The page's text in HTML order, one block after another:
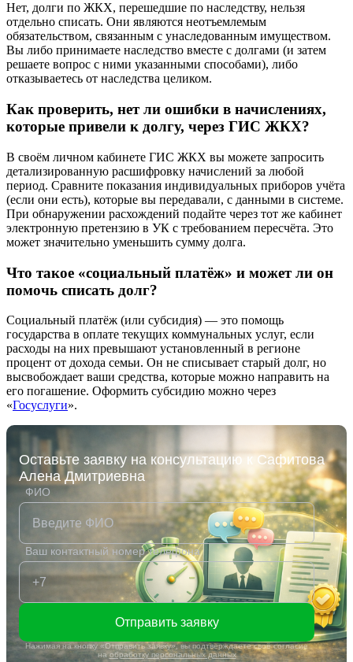
Нет, долги по ЖКХ, перешедшие по наследству, нельзя
отдельно списать. Они являются неотъемлемым
обязательством, связанным с унаследованным имуществом.
Вы либо принимаете наследство вместе с долгами (и затем
решаете вопрос с ними указанными способами), либо
отказываетесь от наследства целиком.
Как проверить, нет ли ошибки в начислениях,
которые привели к долгу, через ГИС ЖКХ?
В своём личном кабинете ГИС ЖКХ вы можете запросить
детализированную расшифровку начислений за любой
период. Сравните показания индивидуальных приборов учёта
(если они есть), которые вы передавали, с данными в системе.
При обнаружении расхождений подайте через тот же кабинет
электронную претензию в УК с требованием пересчёта. Это
может значительно уменьшить сумму долга.
Что такое «социальный платёж» и может ли он
помочь списать долг?
Социальный платёж (или субсидия) — это помощь
государства в оплате текущих коммунальных услуг, если
расходы на них превышают установленный в регионе
процент от дохода семьи. Он не списывает старый долг, но
высвобождает ваши средства, которые можно направить на
его погашение. Оформить субсидию можно через
«Госуслуги».
Оставьте заявку на консультацию к Сафитова
Алена Дмитриевна
ФИО
Ваш контактный номер телефона
Отправить заявку
Нажимая на кнопку «Отправить заявку», вы подтверждаете своё согласие
наобработку персональных данных